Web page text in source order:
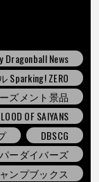
Dragonball News
Sparking! ZERO
ズメント景品
OF SAIYANS
DBSCG
ーダイバーズ
ンプブックス